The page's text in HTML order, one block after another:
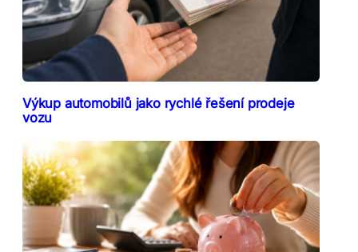
Výkup automobilů jako rychlé řešení prodeje
vozu